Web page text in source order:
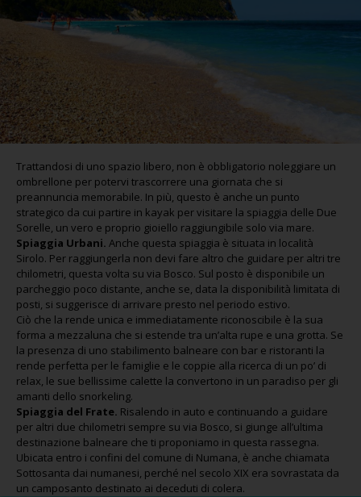
Trattandosi di uno spazio libero, non è obbligatorio noleggiare un
ombrellone per potervi trascorrere una giornata che si
preannuncia memorabile. In più, questo è anche un punto
strategico da cui partire in kayak per visitare la spiaggia delle Due
Sorelle, un vero e proprio gioiello raggiungibile solo via mare.
Spiaggia Urbani. Anche questa spiaggia è situata in località
Sirolo. Per raggiungerla non devi fare altro che guidare per altri tre
chilometri, questa volta su via Bosco. Sul posto è disponibile un
parcheggio poco distante, anche se, data la disponibilità limitata di
posti, si suggerisce di arrivare presto nel periodo estivo.
Ciò che la rende unica e immediatamente riconoscibile è la sua
forma a mezzaluna che si estende tra un’alta rupe e una grotta. Se
la presenza di uno stabilimento balneare con bar e ristoranti la
rende perfetta per le famiglie e le coppie alla ricerca di un po’ di
relax, le sue bellissime calette la convertono in un paradiso per gli
amanti dello snorkeling.
Spiaggia del Frate. Risalendo in auto e continuando a guidare
per altri due chilometri sempre su via Bosco, si giunge all’ultima
destinazione balneare che ti proponiamo in questa rassegna.
Ubicata entro i confini del comune di Numana, è anche chiamata
Sottosanta dai numanesi, perché nel secolo XIX era sovrastata da
un camposanto destinato ai deceduti di colera.